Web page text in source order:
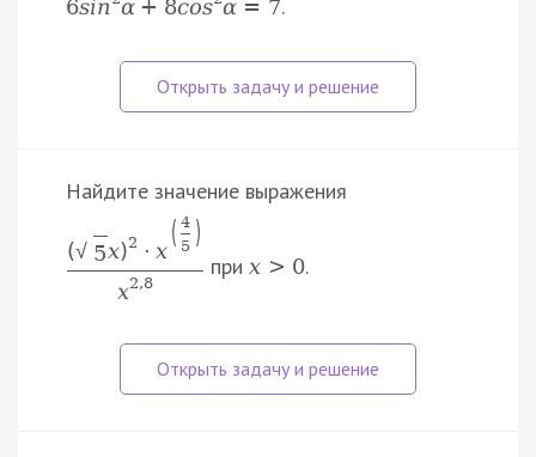
6sin α + 8cos α = 7.
Найдите значение выражения
(√ 5x)2 ⋅ x
( 4
5 )
x2,8
при x > 0.